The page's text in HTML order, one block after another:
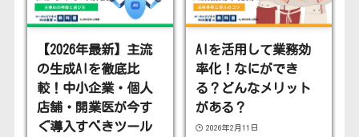
【2026年最新】主流
の生成AIを徹底比
較！中小企業・個人
店舗・開業医が今す
ぐ導入すべきツール
AIを活用して業務効
率化！なにができ
る？どんなメリット
がある？
2026年2月11日